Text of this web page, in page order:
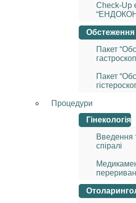
Check-Up
Пакет
Пакет
Процедури
Гінекологія
Введення
спіралі